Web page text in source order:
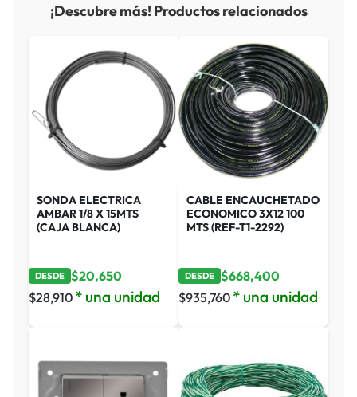
¡Descubre más! Productos relacionados
SONDA ELECTRICA
AMBAR 1/8 X 15MTS
(CAJA BLANCA)
DESDE $20,650
$28,910 * una unidad
CABLE ENCAUCHETADO
ECONOMICO 3X12 100
MTS (REF-T1-2292)
DESDE $668,400
$935,760 * una unidad